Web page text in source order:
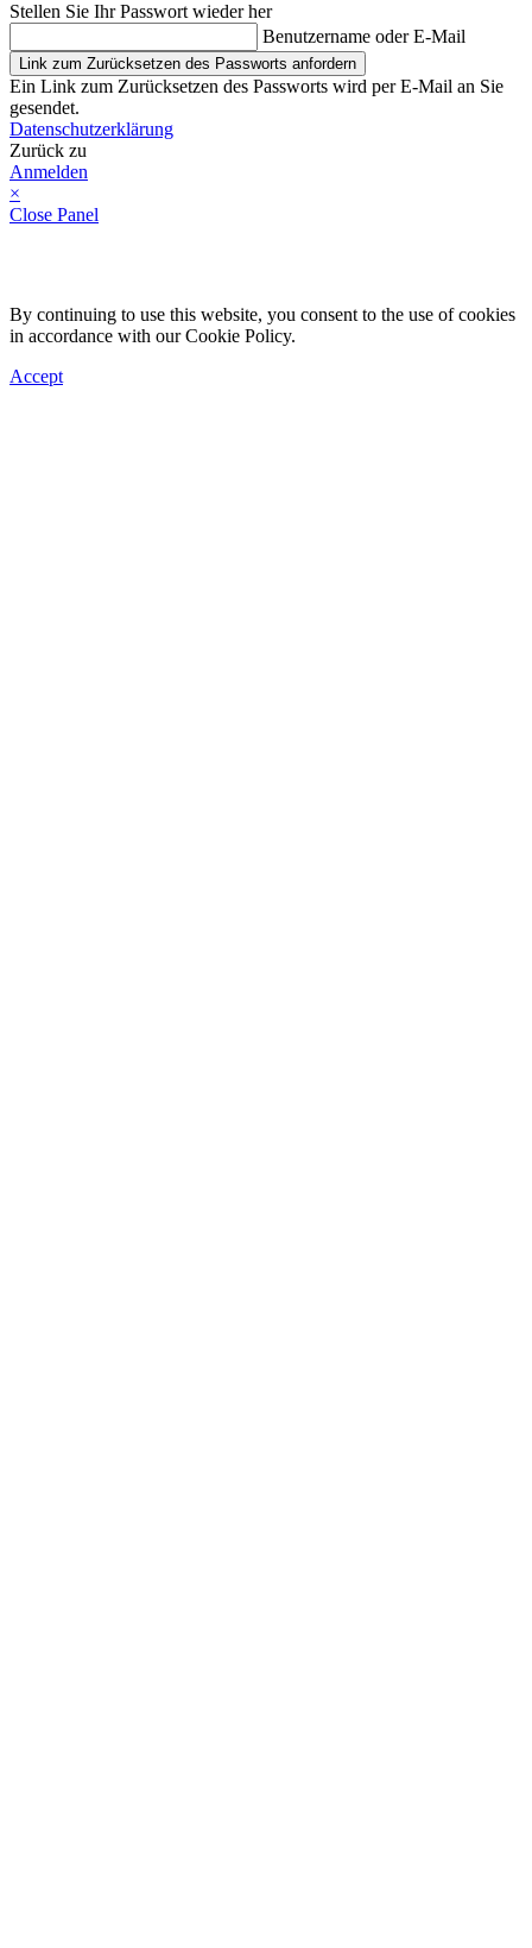
Stellen Sie Ihr Passwort wieder her
Benutzername oder E-Mail
Link zum Zurücksetzen des Passworts anfordern
Ein Link zum Zurücksetzen des Passworts wird per E-Mail an Sie
gesendet.
Datenschutzerklärung
Zurück zu
Anmelden
×
Close Panel
By continuing to use this website, you consent to the use of cookies
in accordance with our Cookie Policy.
Accept